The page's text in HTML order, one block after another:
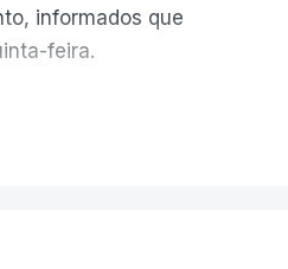
informados que
feira.
cerca de 50 por